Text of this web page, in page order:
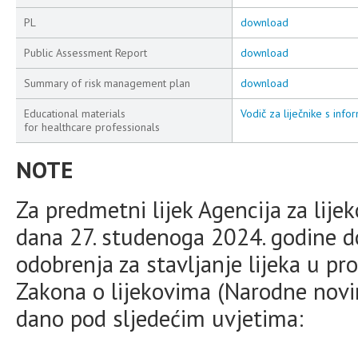
PL download
Public Assessment Report download
Summary of risk management plan download
Educational materials
for healthcare professionals
Vodič za liječnike s
NOTE
Za predmetni lijek Agencija za
dana 27. studenoga 2024. godine
odobrenja za stavljanje lijeka u
Zakona o lijekovima (Narodne
dano pod sljedećim uvjetima: